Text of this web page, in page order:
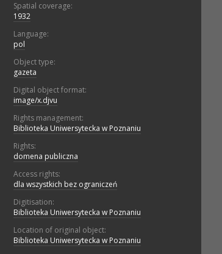
Spatial coverage:
1932
Language:
pol
Object type:
gazeta
Digital object format:
image/x.djvu
Rights management:
Biblioteka Uniwersytecka w Poznaniu
Rights:
domena publiczna
Access rights:
dla wszystkich bez ograniczeń
Digitisation:
Biblioteka Uniwersytecka w Poznaniu
Location of original object:
Biblioteka Uniwersytecka w Poznaniu